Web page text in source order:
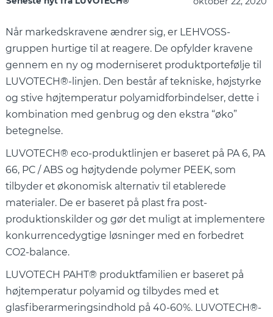
Når markedskravene ændrer sig, er LEHVOSS-
gruppen hurtige til at reagere. De opfylder kravene
gennem en ny og moderniseret produktportefølje til
LUVOTECH®-linjen. Den består af tekniske, højstyrke
og stive højtemperatur polyamidforbindelser, dette i
kombination med genbrug og den ekstra “øko”
betegnelse.
LUVOTECH® eco-produktlinjen er baseret på PA 6, PA
66, PC / ABS og højtydende polymer PEEK, som
tilbyder et økonomisk alternativ til etablerede
materialer. De er baseret på plast fra post-
produktionskilder og gør det muligt at implementere
konkurrencedygtige løsninger med en forbedret
CO2-balance.
LUVOTECH PAHT® produktfamilien er baseret på
højtemperatur polyamid og tilbydes med et
glasfiberarmeringsindhold på 40-60%. LUVOTECH®-